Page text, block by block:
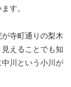
す。
寺町通りの梨木
えることでも知
川という小川が